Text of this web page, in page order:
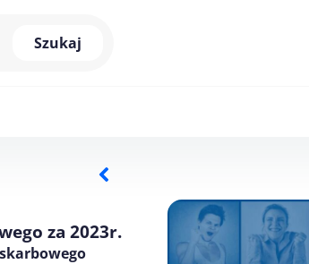
Szukaj
za 2023r.